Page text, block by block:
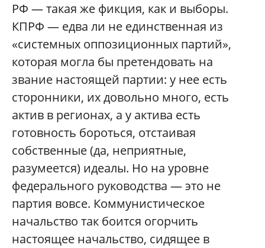
РФ — такая же фикция, как и выборы.
КПРФ — едва ли не единственная из
«системных оппозиционных партий»,
которая могла бы претендовать на
звание настоящей партии: у нее есть
сторонники, их довольно много, есть
актив в регионах, а у актива есть
готовность бороться, отстаивая
собственные (да, неприятные,
разумеется) идеалы. Но на уровне
федерального руководства — это не
партия вовсе. Коммунистическое
начальство так боится огорчить
настоящее начальство, сидящее в